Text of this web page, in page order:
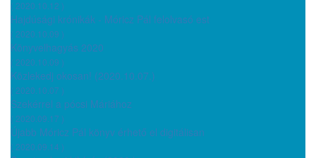
( 2020.10.12 )
Hajdúsági krónikák - Móricz Pál felolvasó est
( 2020.10.09 )
Könyvelhagyás 2020
( 2020.10.09 )
Közlekedj okosan! (2020.10.07.)
( 2020.10.07 )
Szekérrel a pócsi Máriához
( 2020.09.17 )
Újabb Móricz Pál könyv érhető el digitálisan
( 2020.09.14 )